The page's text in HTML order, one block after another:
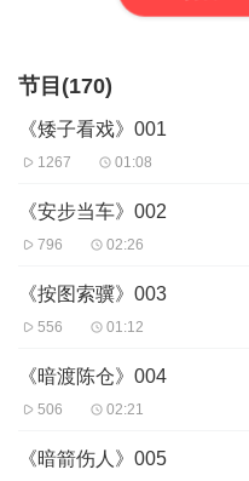
节目(170)
《矮子看戏》001
1267 01:08
《安步当车》002
796 02:26
《按图索骥》003
556 01:12
《暗渡陈仓》004
506 02:21
《暗箭伤人》005